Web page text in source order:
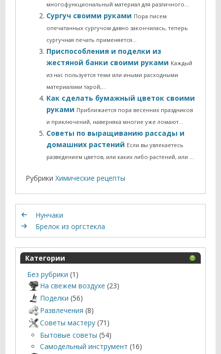
многофункциональный материал для различного…
Сургуч своими руками Пора писем
опечатанных сургучом давно закончилась, теперь
сургучная печать применяется…
Приспособления и поделки из
жестяной банки своими руками Каждый
из нас пользуется теми или иными расходными
материалами тарой,…
Как сделать бумажный цветок своими
руками Приближается пора весенних праздников
и приключений, наверняка многие уже ломают…
Советы по выращиванию рассады и
домашних растений Если вы увлекаетесь
разведением цветов, или каких либо растений, или …
Рубрики Химические рецепты
Нунчаки
Брелок из оргстекла
Категории
Без рубрики (1)
На свежем воздухе (23)
Поделки (56)
Развлечения (8)
Советы мастеру (71)
Бытовые советы (54)
Самодельный инструмент (16)